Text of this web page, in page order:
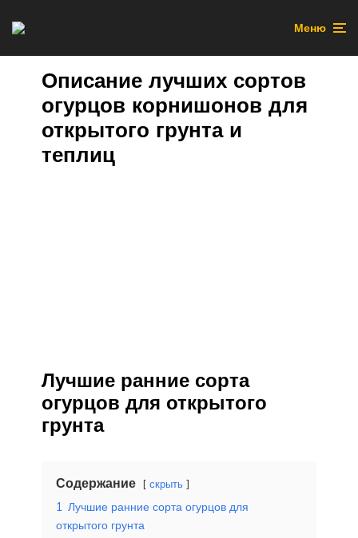
Меню
Описание лучших сортов
огурцов корнишонов для
открытого грунта и
теплиц
Лучшие ранние сорта
огурцов для открытого
грунта
Содержание скрыть
1 Лучшие ранние сорта огурцов для
открытого грунта